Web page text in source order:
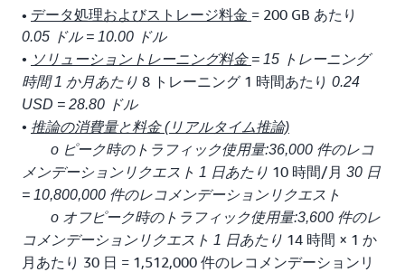
• データ処理およびストレージ料金 = 200 GB あたり
0.05 ドル = 10.00 ドル
• ソリューショントレーニング料金 = 15 トレーニング
時間 1 か月あたり 8 トレーニング 1 時間あたり 0.24
USD = 28.80 ドル
• 推論の消費量と料金 (リアルタイム推論)
o ピーク時のトラフィック使用量:36,000 件のレコ
メンデーションリクエスト 1 日あたり 10 時間/月 30 日
= 10,800,000 件のレコメンデーションリクエスト
o オフピーク時のトラフィック使用量:3,600 件のレ
コメンデーションリクエスト 1 日あたり 14 時間 × 1 か
月あたり 30 日 = 1,512,000 件のレコメンデーションリ